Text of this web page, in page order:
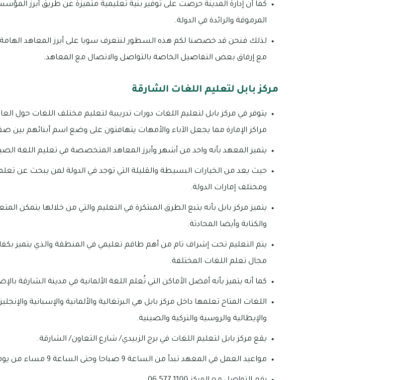
كما أن إدارة المدينة حرصت على توفير بنية تعليمية متميزة عن طريق أبرز
المرموقة والرائدة في الدولة.
لذلك فنحن قد خصصنا لكم هذه السطور لنتعرف سويا على أبرز المعاهد الهامة
مع إرفاق بعض التفاصيل الخاصة بالتواصل والاتصال مع المعاهد.
مركز بابل لتعليم اللغات الشارقة
يتوفر في مركز بابل لتعليم اللغات دورات تدريبية لتعليم مختلف اللغات حول
مراكز الإمارة مما يجعل الآباء والأمهات يتهافتون على وضع اسم أبنائهم بين
يتميز المعهد بأنه واحد من أشهر وأبرز المعاهد المتخصصة في تعليم اللغة
حيث يعد من الخيارات البسيطة والقليلة التي توجد في الدولة لمن يبحث عن
ومختلف إمارات الدولة.
يتميز مركز بابل بأنه يتبع الطرق المبتكرة في التعليم والتي من خلالها يتمكن
والكتابة وأيضا المحادثة.
يتم التعليم تحت إشراف تام من أهم طاقم تعليمي في المنطقة والذي يتميز
مجال تعلم اللغات المختلفة.
كما أنه يتميز بأنه أفضل الأماكن التي تُعلم اللغة الألمانية في مدينة الشارقة
اللغات المتاح تعلمها داخل مركز بابل هي البرتغالية والألمانية والإسبانية
والإيطالية والروسية والتركية والصينية.
يقع مركز بابل لتعليم اللغات في برج الزبيدي/ شارع التعاون/ الشارقة.
مواعيد العمل في المعهد تبدأ من الساعة 9 صباحا وحتى الساعة 9 مساء من يوم السبت إلى يوم الخميس.